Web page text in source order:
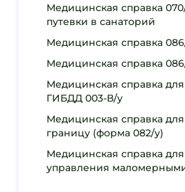
Медицинская справка
путевки в санаторий
Медицинская справка
Медицинская справка
Медицинская справка
ГИБДД 003-В/у
Медицинская справка
границу (форма 082/у)
Медицинская справка
управления